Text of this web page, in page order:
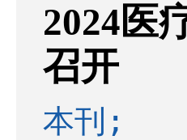
2024医
召开
本刊;